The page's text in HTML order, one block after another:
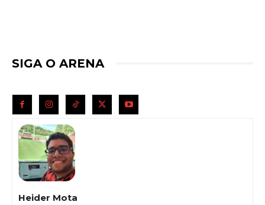
SIGA O ARENA
Heider Mota